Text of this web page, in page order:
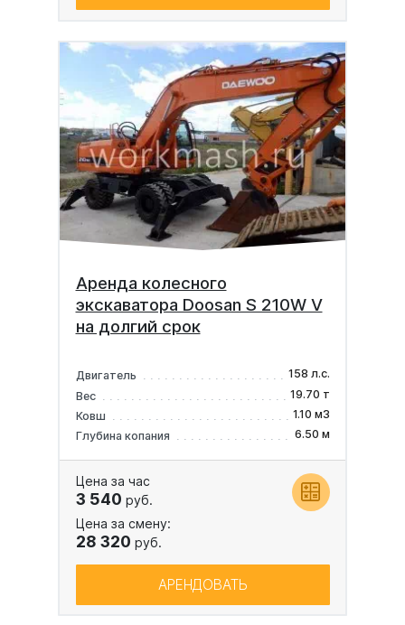
Аренда колесного
экскаватора Doosan S 210W V
на долгий срок
Двигатель
158 л.с.
Вес
19.70 т
Ковш
1.10 м3
Глубина копания
6.50 м
Цена за час
3 540 руб.
Цена за смену:
28 320 руб.
АРЕНДОВАТЬ